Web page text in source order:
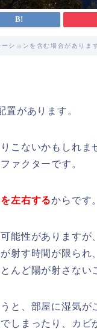
ションを含む場合がありま
があります。
こないかもしれま
ァクターです。
左右するからです。
能性がありますが、
射す時間が限られ、
んど陽が射さない
と、部屋に湿気が
しまったり、カビ